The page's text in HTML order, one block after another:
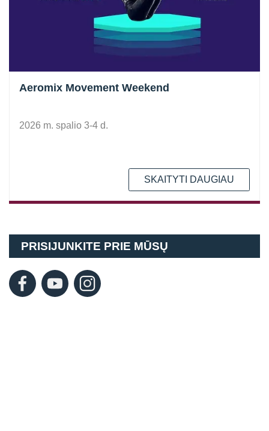
Aeromix Movement Weekend
2026 m. spalio 3-4 d.
SKAITYTI DAUGIAU
PRISIJUNKITE PRIE MŪSŲ